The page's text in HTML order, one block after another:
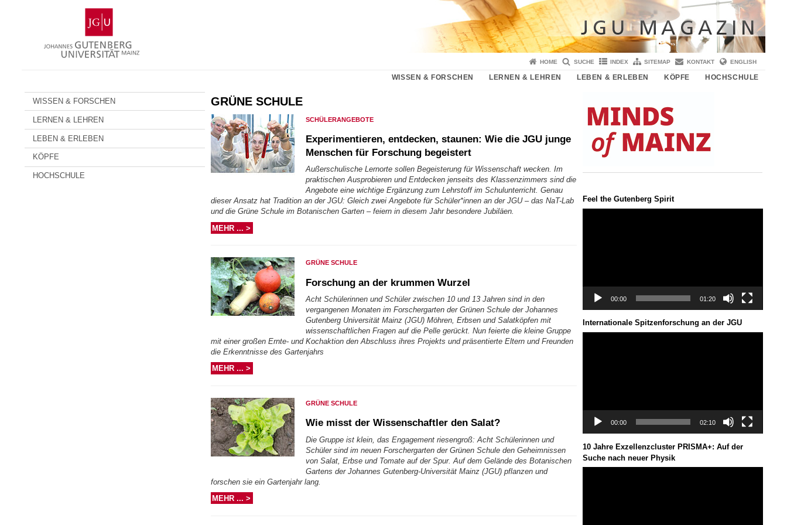
Gutenberg-
Universität
Mainz
HOME SUCHE INDEX SITEMAP KONTAKT ENGLISH
WISSEN & FORSCHEN LERNEN & LEHREN LEBEN & ERLEBEN KÖPFE HOCHSCHULE
WISSEN & FORSCHEN
LERNEN & LEHREN
LEBEN & ERLEBEN
KÖPFE
HOCHSCHULE
GRÜNE SCHULE
SCHÜLERANGEBOTE
Experimentieren, entdecken, staunen: Wie die JGU junge
Menschen für Forschung begeistert
Außerschulische Lernorte sollen Begeisterung für Wissenschaft wecken. Im
praktischen Ausprobieren und Entdecken jenseits des Klassenzimmers sind die
Angebote eine wichtige Ergänzung zum Lehrstoff im Schulunterricht. Genau
dieser Ansatz hat Tradition an der JGU: Gleich zwei Angebote für Schüler*innen an der JGU – das NaT-Lab
und die Grüne Schule im Botanischen Garten – feiern in diesem Jahr besondere Jubiläen.
MEHR ... >
GRÜNE SCHULE
Forschung an der krummen Wurzel
Acht Schülerinnen und Schüler zwischen 10 und 13 Jahren sind in den
vergangenen Monaten im Forschergarten der Grünen Schule der Johannes
Gutenberg Universität Mainz (JGU) Möhren, Erbsen und Salatköpfen mit
wissenschaftlichen Fragen auf die Pelle gerückt. Nun feierte die kleine Gruppe
mit einer großen Ernte- und Kochaktion den Abschluss ihres Projekts und präsentierte Eltern und Freunden
die Erkenntnisse des Gartenjahrs
MEHR ... >
GRÜNE SCHULE
Wie misst der Wissenschaftler den Salat?
Die Gruppe ist klein, das Engagement riesengroß: Acht Schülerinnen und
Schüler sind im neuen Forschergarten der Grünen Schule den Geheimnissen
von Salat, Erbse und Tomate auf der Spur. Auf dem Gelände des Botanischen
Gartens der Johannes Gutenberg-Universität Mainz (JGU) pflanzen und
forschen sie ein Gartenjahr lang.
MEHR ... >
Feel the Gutenberg Spirit
00:00 01:20
Internationale Spitzenforschung an der JGU
00:00 02:10
10 Jahre Exzellenzcluster PRISMA+: Auf der
Suche nach neuer Physik